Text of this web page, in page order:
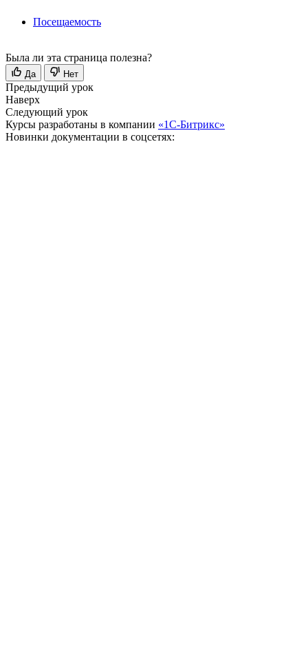
Посещаемость
Была ли эта страница полезна?
Да Нет
Предыдущий урок
Наверх
Следующий урок
Курсы разработаны в компании «1С-Битрикс»
Новинки документации в соцсетях: